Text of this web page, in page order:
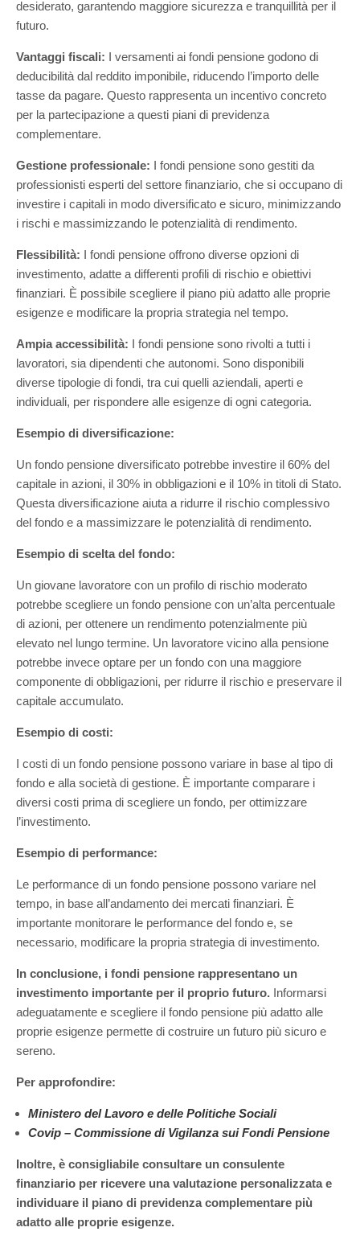
desiderato, garantendo maggiore sicurezza e tranquillità per il
futuro.
Vantaggi fiscali: I versamenti ai fondi pensione godono di
deducibilità dal reddito imponibile, riducendo l’importo delle
tasse da pagare. Questo rappresenta un incentivo concreto
per la partecipazione a questi piani di previdenza
complementare.
Gestione professionale: I fondi pensione sono gestiti da
professionisti esperti del settore finanziario, che si occupano di
investire i capitali in modo diversificato e sicuro, minimizzando
i rischi e massimizzando le potenzialità di rendimento.
Flessibilità: I fondi pensione offrono diverse opzioni di
investimento, adatte a differenti profili di rischio e obiettivi
finanziari. È possibile scegliere il piano più adatto alle proprie
esigenze e modificare la propria strategia nel tempo.
Ampia accessibilità: I fondi pensione sono rivolti a tutti i
lavoratori, sia dipendenti che autonomi. Sono disponibili
diverse tipologie di fondi, tra cui quelli aziendali, aperti e
individuali, per rispondere alle esigenze di ogni categoria.
Esempio di diversificazione:
Un fondo pensione diversificato potrebbe investire il 60% del
capitale in azioni, il 30% in obbligazioni e il 10% in titoli di Stato.
Questa diversificazione aiuta a ridurre il rischio complessivo
del fondo e a massimizzare le potenzialità di rendimento.
Esempio di scelta del fondo:
Un giovane lavoratore con un profilo di rischio moderato
potrebbe scegliere un fondo pensione con un’alta percentuale
di azioni, per ottenere un rendimento potenzialmente più
elevato nel lungo termine. Un lavoratore vicino alla pensione
potrebbe invece optare per un fondo con una maggiore
componente di obbligazioni, per ridurre il rischio e preservare il
capitale accumulato.
Esempio di costi:
I costi di un fondo pensione possono variare in base al tipo di
fondo e alla società di gestione. È importante comparare i
diversi costi prima di scegliere un fondo, per ottimizzare
l’investimento.
Esempio di performance:
Le performance di un fondo pensione possono variare nel
tempo, in base all’andamento dei mercati finanziari. È
importante monitorare le performance del fondo e, se
necessario, modificare la propria strategia di investimento.
In conclusione, i fondi pensione rappresentano un
investimento importante per il proprio futuro. Informarsi
adeguatamente e scegliere il fondo pensione più adatto alle
proprie esigenze permette di costruire un futuro più sicuro e
sereno.
Per approfondire:
Ministero del Lavoro e delle Politiche Sociali
Covip – Commissione di Vigilanza sui Fondi Pensione
Inoltre, è consigliabile consultare un consulente
finanziario per ricevere una valutazione personalizzata e
individuare il piano di previdenza complementare più
adatto alle proprie esigenze.